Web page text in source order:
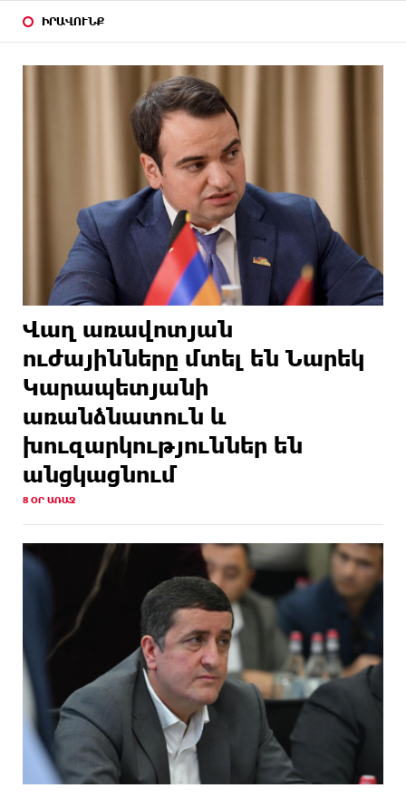
ԻՐԱՎՈՒՆՔ
Վաղ առավոտյան
ուժայինները մտել են Նարեկ
Կարապետյանի
առանձնատուն և
խուզարկություններ են
անցկացնում
8 ՕՐ ԱՌԱՋ